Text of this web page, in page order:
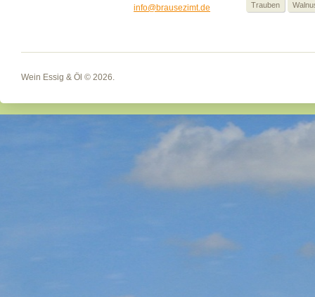
info@brausezimt.de
Trauben
Wein Essig & Öl © 2026.